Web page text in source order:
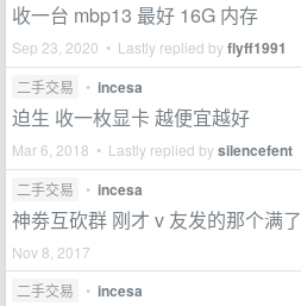
收一台 mbp13 最好 16G 内存
Sep 23, 2020 • Lastly replied byflyff1991
二手交易 • incesa
迫生 收一枚显卡 越便宜越好
Mar 6, 2018 • Lastly replied bysilencefent
二手交易 • incesa
神劵互砍群 刚才 v 友发的那个满了
Nov 8, 2017
二手交易
• incesa